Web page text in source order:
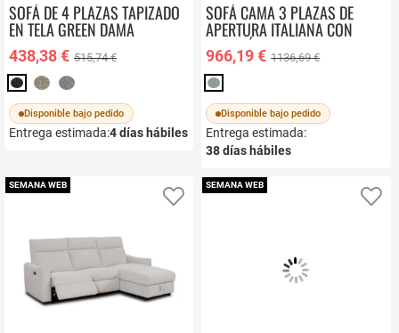
SOFÁ DE 4 PLAZAS TAPIZADO
EN TELA GREEN DAMA
438,38 € 515,74 €
Disponible bajo pedido
Entrega estimada:4días hábiles
SOFÁ CAMA 3 PLAZAS DE
APERTURA ITALIANA CON
COLCHÓN DE 18 CM
TARANCÓN
966,19 € 1136,69 €
Disponible bajo pedido
Entrega estimada:
38días hábiles
SEMANA WEB
Añadir a favoritos
SEMANA WEB